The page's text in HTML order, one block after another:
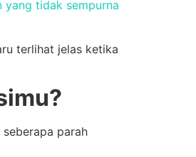
yang tidak sempurna
terlihat jelas ketika
parah